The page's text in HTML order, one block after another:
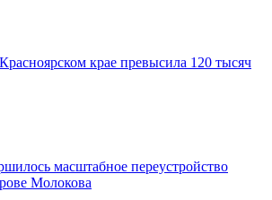
крае превысила 120 тысяч
масштабное переустройство
Молокова